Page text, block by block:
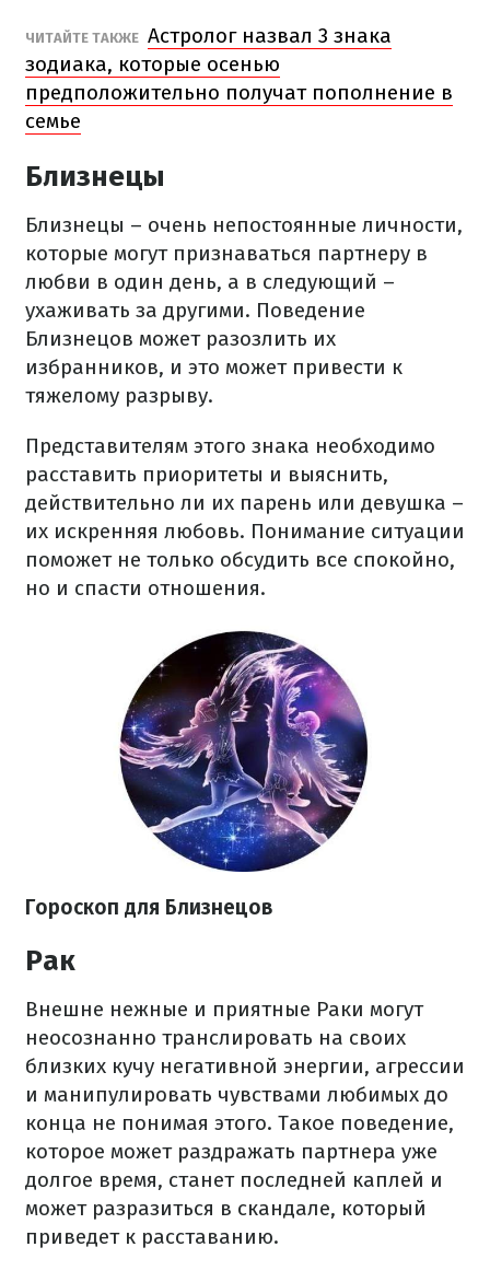
ЧИТАЙТЕ ТАКЖЕ Астролог назвал 3 знака
зодиака, которые осенью
предположительно получат пополнение в
семье
Близнецы
Близнецы – очень непостоянные личности,
которые могут признаваться партнеру в
любви в один день, а в следующий –
ухаживать за другими. Поведение
Близнецов может разозлить их
избранников, и это может привести к
тяжелому разрыву.
Представителям этого знака необходимо
расставить приоритеты и выяснить,
действительно ли их парень или девушка –
их искренняя любовь. Понимание ситуации
поможет не только обсудить все спокойно,
но и спасти отношения.
Гороскоп для Близнецов
Рак
Внешне нежные и приятные Раки могут
неосознанно транслировать на своих
близких кучу негативной энергии, агрессии
и манипулировать чувствами любимых до
конца не понимая этого. Такое поведение,
которое может раздражать партнера уже
долгое время, станет последней каплей и
может разразиться в скандале, который
приведет к расставанию.